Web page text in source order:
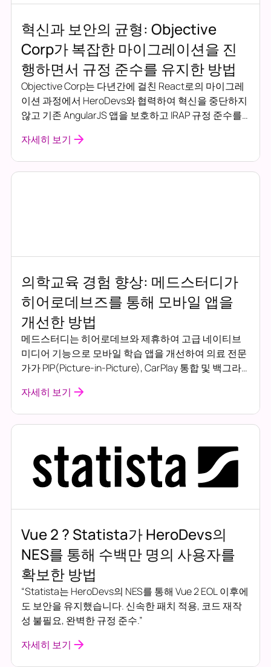
혁신과 보안의 균형: Objective
Corp가 복잡한 마이그레이션을 진
행하면서 규정 준수를 유지한 방법
Objective Corp는 다년간에 걸친 React로의 마이그레
이션 과정에서 HeroDevs와 협력하여 혁신을 중단하지
않고 기존 AngularJS 앱을 보호하고 IRAP 규정 준수를
자세히 보기
의학교육 경험 향상: 메드스터디가
히어로데브즈를 통해 모바일 앱을
개선한 방법
메드스터디는 히어로데브와 제휴하여 고급 네이티브
미디어 기능으로 모바일 학습 앱을 개선하여 의료 전문
가가 PIP(Picture-in-Picture), CarPlay 통합 및 백그라
합할 수 있도록 했습니다.
자세히 보기
Vue 2 ? Statista가 HeroDevs의
NES를 통해 수백만 명의 사용자를
확보한 방법
“Statista는 HeroDevs의 NES를 통해 Vue 2 EOL 이후에
도 보안을 유지했습니다. 신속한 패치 적용, 코드 재작
성 불필요, 완벽한 규정 준수.”
자세히 보기